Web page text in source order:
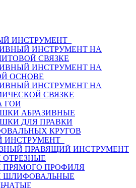
ИНСТРУМЕНТ
ИНСТРУМЕНТ НА
СВЯЗКЕ
ИНСТРУМЕНТ НА
ОСНОВЕ
ИНСТРУМЕНТ НА
СВЯЗКЕ
ГОИ
АБРАЗИВНЫЕ
ДЛЯ ПРАВКИ
КРУГОВ
ИНСТРУМЕНТ
ПРАВЯЩИЙ ИНСТРУМЕНТ
ОТРЕЗНЫЕ
ПРЯМОГО ПРОФИЛЯ
ШЛИФОВАЛЬНЫЕ